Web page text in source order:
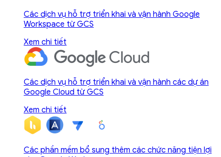
Các dịch vụ hỗ trợ triển khai và vận hành Google
Workspace từ GCS
Xem chi tiết
Các dịch vụ hỗ trợ triển khai và vận hành các dự án
Google Cloud từ GCS
Xem chi tiết
Các phần mềm bổ sung thêm các chức năng tiện lợi